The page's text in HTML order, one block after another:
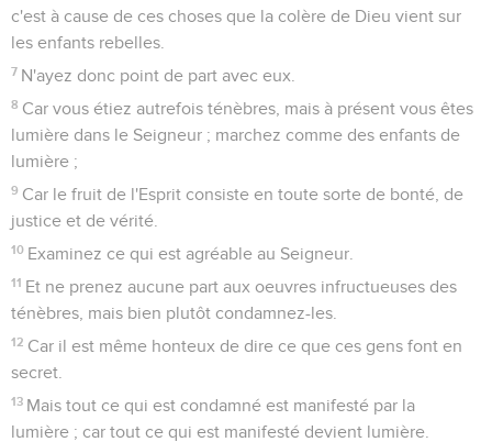
c'est à cause de ces choses que la colère de Dieu vient sur
les enfants rebelles.
7 N'ayez donc point de part avec eux.
8 Car vous étiez autrefois ténèbres, mais à présent vous êtes
lumière dans le Seigneur ; marchez comme des enfants de
lumière ;
9 Car le fruit de l'Esprit consiste en toute sorte de bonté, de
justice et de vérité.
10 Examinez ce qui est agréable au Seigneur.
11 Et ne prenez aucune part aux oeuvres infructueuses des
ténèbres, mais bien plutôt condamnez-les.
12 Car il est même honteux de dire ce que ces gens font en
secret.
13 Mais tout ce qui est condamné est manifesté par la
lumière ; car tout ce qui est manifesté devient lumière.